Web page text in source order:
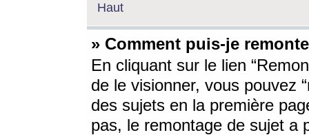
Haut
» Comment puis-je
En cliquant sur le lien
de le visionner, vous pouvez
des sujets en la première
pas, le remontage de sujet a